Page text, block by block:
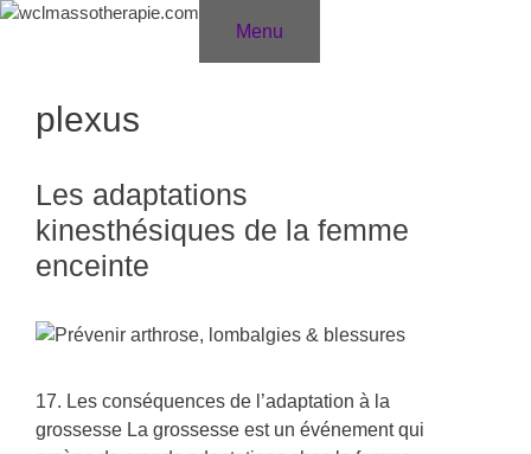
Aller
Menu
plexus
Les adaptations
kinesthésiques de la femme
enceinte
17. Les conséquences de l’adaptation à la
grossesse La grossesse est un événement qui